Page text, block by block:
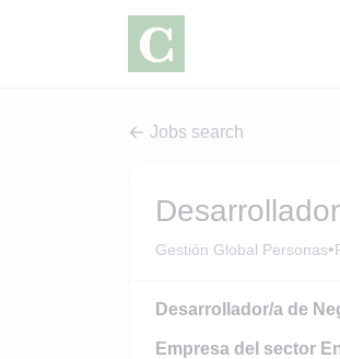
Jobs search
Gestión Global Personas•
Desarrollador/a de
Empresa del sector